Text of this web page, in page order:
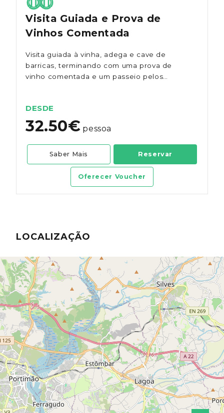
Visita Guiada e Prova de
Vinhos Comentada
Visita guiada à vinha, adega e cave de
barricas, terminando com uma prova de
vinho comentada e um passeio pelos
DESDE
32.50€ pessoa
Saber Mais Reservar
Oferecer Voucher
LOCALIZAÇÃO